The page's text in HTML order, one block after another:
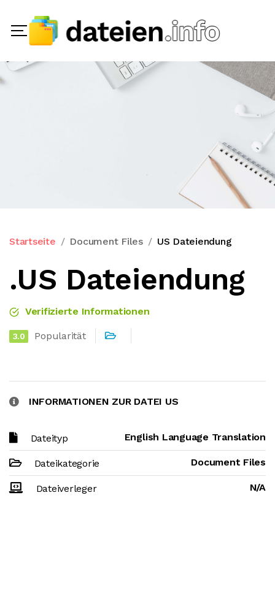
Startseite Document Files US Dateiendung
.US Dateiendung
Verifizierte Informationen
3.0 Popularität
INFORMATIONEN ZUR DATEI US
Dateityp English Language Translation
Dateikategorie Document Files
Dateiverleger N/A